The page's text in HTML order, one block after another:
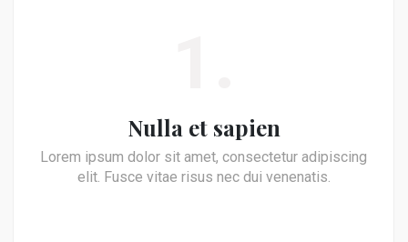
Nulla et sapien
Lorem ipsum dolor sit amet, consectetur adipiscing
elit. Fusce vitae risus nec dui venenatis.